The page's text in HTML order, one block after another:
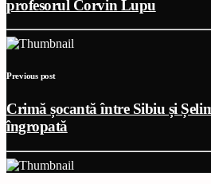
profesorul Corvin Lupu
Previous post
Crimă șocantă între Sibiu și
îngropată